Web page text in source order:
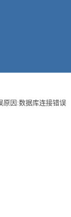
原因:数据库连接错误